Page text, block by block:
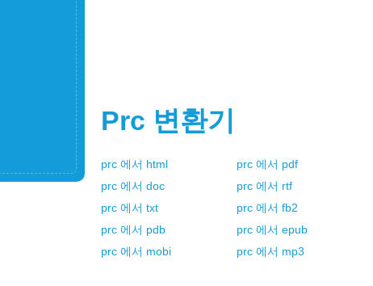
Prc 변환기
prc 에서 html prc 에서 pdf
prc 에서 doc prc 에서 rtf
prc 에서 txt prc 에서 fb2
prc 에서 pdb prc 에서 epub
prc 에서 mobi prc 에서 mp3